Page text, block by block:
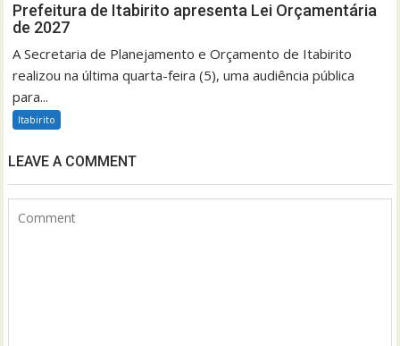
Prefeitura de Itabirito apresenta Lei Orçamentária
de 2027
A Secretaria de Planejamento e Orçamento de Itabirito
realizou na última quarta-feira (5), uma audiência pública
para...
Itabirito
LEAVE A COMMENT